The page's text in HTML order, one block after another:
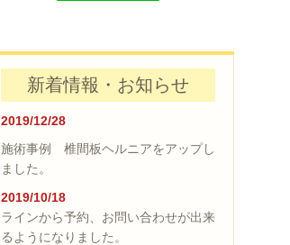
新着情報・お知らせ
2019/12/28
施術事例 椎間板ヘルニアをアップし
ました。
2019/10/18
ラインから予約、お問い合わせが出来
るようになりました。